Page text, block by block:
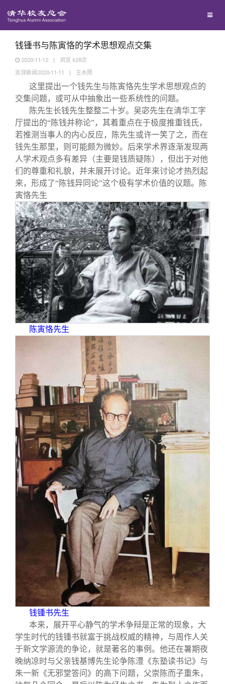
西南联大校友会
义工计划
新媒体平台
青春风采
校友文苑
校友讲坛
校友视界
校友服务
信息化服务
三创大赛
实用信息
总会简介
会长致辞
总会章程
理事会名单
制度法规
联系我们
关闭
钱锺书与陈寅恪的学术思想观点交集
2020-11-12 | 浏览 628次
澎湃新闻2020-11-11
| 王水照
这里提出一个钱先生与陈寅恪先生学术思想观点的
交集问题，或可从中抽象出一些系统性的问题。
陈先生长钱先生整整二十岁。吴宓先生在清华工字
厅提出的“陈钱并称论”，其着重点在于极度推重钱氏，
若推测当事人的内心反应，陈先生或许一笑了之，而在
钱先生那里，则可能颇为微妙。后来学术界逐渐发现两
人学术观点多有差异（主要是钱质疑陈），但出于对他
们的尊重和礼貌，并未展开讨论。近年来讨论才热烈起
来，形成了“陈钱异同论”这个极有学术价值的议题。陈
寅恪先生
陈寅恪先生
钱锺书先生
本来，展开平心静气的学术争辩是正常的现象，大
学生时代的钱锺书就富于挑战权威的精神，与周作人关
于新文学源流的争论，就是著名的事例。他还在暑期夜
晚纳凉时与父亲钱基博先生论争陈澧《东塾读书记》与
朱一新《无邪堂答问》的高下问题，父崇陈而子重朱，